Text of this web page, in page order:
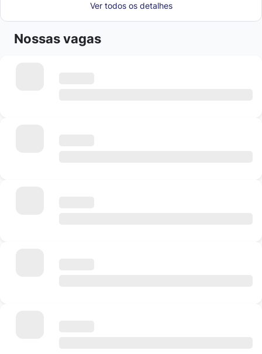
Ver todos os detalhes
Nossas vagas